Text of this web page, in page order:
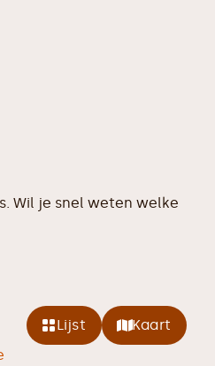
Wil je snel weten welke
Lijst
Kaart